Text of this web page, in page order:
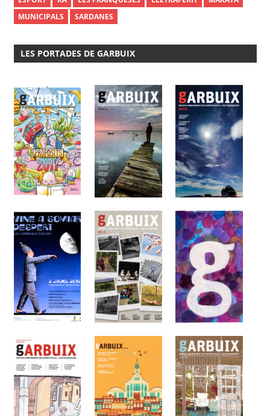
MUNICIPALS
SARDANES
LES PORTADES DE GARBUIX